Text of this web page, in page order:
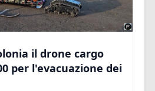
il drone cargo
per l'evacuazione dei